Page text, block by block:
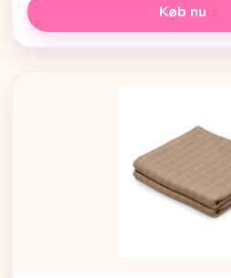
Køb nu